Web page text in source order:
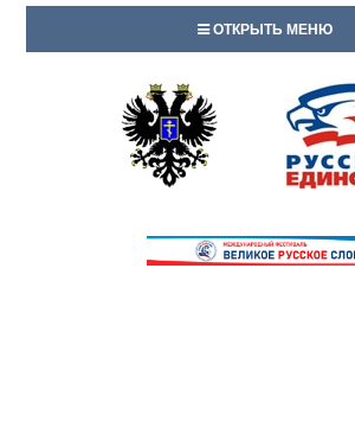
ОТКРЫТЬ МЕНЮ